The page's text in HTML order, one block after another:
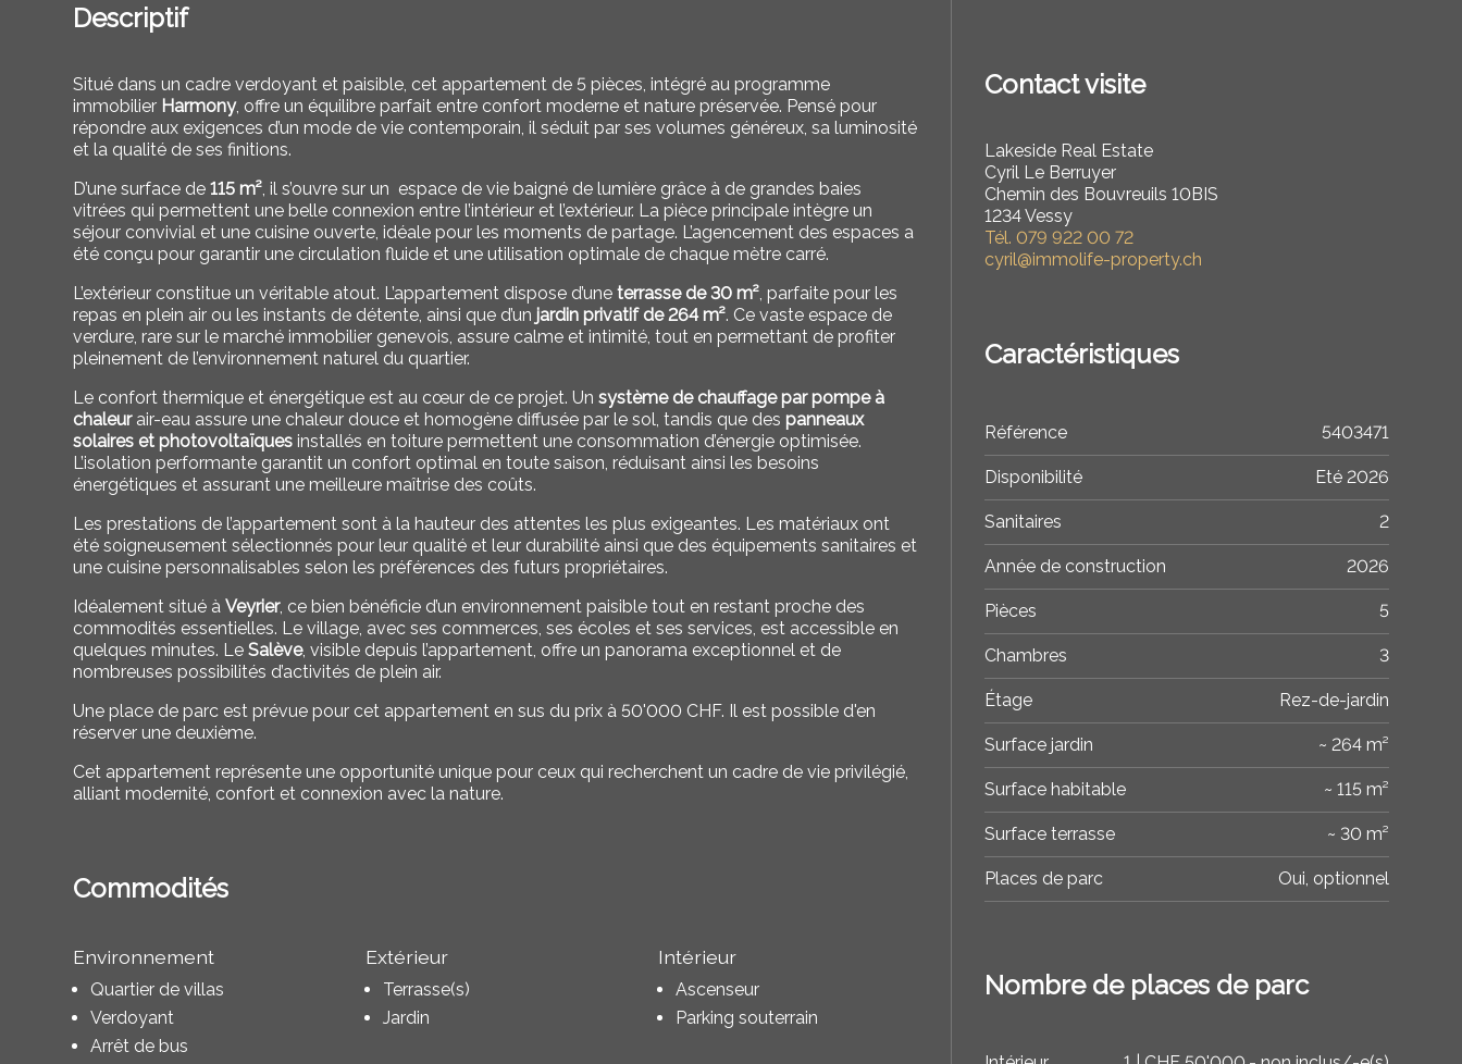
Descriptif
Situé dans un cadre verdoyant et paisible, cet appartement de 5 pièces, intégré au programme
immobilier Harmony, offre un équilibre parfait entre confort moderne et nature préservée. Pensé pour
répondre aux exigences d’un mode de vie contemporain, il séduit par ses volumes généreux, sa luminosité
et la qualité de ses finitions.
D’une surface de115 m², il s’ouvre sur un espace de vie baigné de lumière grâce à de grandes baies
vitrées qui permettent une belle connexion entre l’intérieur et l’extérieur. La pièce principale intègre un
séjour convivial et une cuisine ouverte, idéale pour les moments de partage. L’agencement des espaces a
été conçu pour garantir une circulation fluide et une utilisation optimale de chaque mètre carré.
L’extérieur constitue un véritable atout. L’appartement dispose d’uneterrasse de 30 m², parfaite pour les
repas en plein air ou les instants de détente, ainsi que d’un jardin privatif de 264 m². Ce vaste espace de
verdure, rare sur le marché immobilier genevois, assure calme et intimité, tout en permettant de profiter
pleinement de l’environnement naturel du quartier.
Le confort thermique et énergétique est au cœur de ce projet. Unsystème de chauffage par pompe à
chaleurair-eau assure une chaleur douce et homogène diffusée par le sol, tandis que despanneaux
solaires et photovoltaïques installés en toiture permettent une consommation d’énergie optimisée.
L’isolation performante garantit un confort optimal en toute saison, réduisant ainsi les besoins
énergétiques et assurant une meilleure maîtrise des coûts.
Les prestations de l’appartement sont à la hauteur des attentes les plus exigeantes. Les matériaux ont
été soigneusement sélectionnés pour leur qualité et leur durabilité ainsi que des équipements sanitaires et
une cuisine personnalisables selon les préférences des futurs propriétaires.
Idéalement situé àVeyrier, ce bien bénéficie d’un environnement paisible tout en restant proche des
commodités essentielles. Le village, avec ses commerces, ses écoles et ses services, est accessible en
quelques minutes. LeSalève, visible depuis l’appartement, offre un panorama exceptionnel et de
nombreuses possibilités d’activités de plein air.
Une place de parc est prévue pour cet appartement en sus du prix à 50'000 CHF. Il est possible d'en
réserver une deuxième.
Cet appartement représente une opportunité unique pour ceux qui recherchent un cadre de vie privilégié,
alliant modernité, confort et connexion avec la nature.
Commodités
Environnement
Quartier de villas
Verdoyant
Arrêt de bus
Extérieur
Terrasse(s)
Jardin
Intérieur
Ascenseur
Parking souterrain
Contact visite
Lakeside Real Estate
Cyril Le Berruyer
Chemin des Bouvreuils 10BIS
1234 Vessy
Tél. 079 922 00 72
cyril@immolife-property.ch
Caractéristiques
Référence 5403471
Disponibilité Eté 2026
Sanitaires 2
Année de construction 2026
Pièces 5
Chambres 3
Étage Rez-de-jardin
Surface jardin ~ 264 m²
Surface habitable ~ 115 m²
Surface terrasse ~ 30 m²
Places de parc Oui, optionnel
Nombre de places de parc